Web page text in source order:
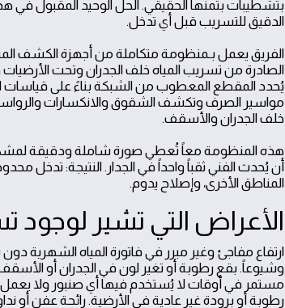
بتشطيبات بثمنها الحقيقي. الحل الوحيد المقبول في
الدقيق للتسريب قبل أي تدخل.
الفريق يعمل بـمنظومة متكاملة من أجهزة الكشف
الصادرة من تسريب المياه خلف الجدران وتحت
يُحدد المقطع المعطوب من الشبكة بناءً على قياسات
مواسير الصرف وتكشف الشقوق والانكسارات
خلف الجدران والأسقف.
هذه المنظومة معاً تُعطي صورة شاملة ودقيقة
أن يُحدث الفني ثقباً واحداً في الجدار. النتيجة:
المناطق الأخرى، وإصلاح يدوم.
الأعراض التي تشير
ارتفاع مفاجئ وغير مبرر في فاتورة المياه الشهرية
وشيوعاً. بقع رطوبة أو تغير لون في الجدران أو
مستمر في أوقات لا يُستخدم فيها أي صنبور ولا
رطوبة أو برودة غير عادية في الأرضية. رائحة عفن أو